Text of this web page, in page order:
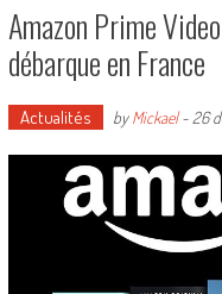
Amazon Prime
débarque en France
Actualités byMickael- 26